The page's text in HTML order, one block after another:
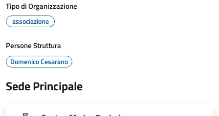
Tipo di Organizzazione
associazione
Persone Struttura
Domenico Cesarano
Sede Principale